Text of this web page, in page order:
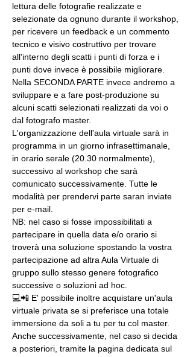
lettura delle fotografie realizzate e
selezionate da ognuno durante il workshop,
per ricevere un feedback e un commento
tecnico e visivo costruttivo per trovare
all'interno degli scatti i punti di forza e i
punti dove invece è possibile migliorare.
Nella SECONDA PARTE invece andremo a
sviluppare e a fare post-produzione su
alcuni scatti selezionati realizzati da voi o
dal fotografo master.
L'organizzazione dell'aula virtuale sarà in
programma in un giorno infrasettimanale,
in orario serale (20.30 normalmente),
successivo al workshop che sarà
comunicato successivamente. Tutte le
modalità per prendervi parte saran inviate
per e-mail.
NB: nel caso si fosse impossibilitati a
partecipare in quella data e/o orario si
troverà una soluzione spostando la vostra
partecipazione ad altra Aula Virtuale di
gruppo sullo stesso genere fotografico
successive o soluzioni ad hoc.
💻📲 E' possibile inoltre acquistare un'aula
virtuale privata se si preferisce una totale
immersione da soli a tu per tu col master.
Anche successivamente, nel caso si decida
a posteriori, tramite la pagina dedicata sul